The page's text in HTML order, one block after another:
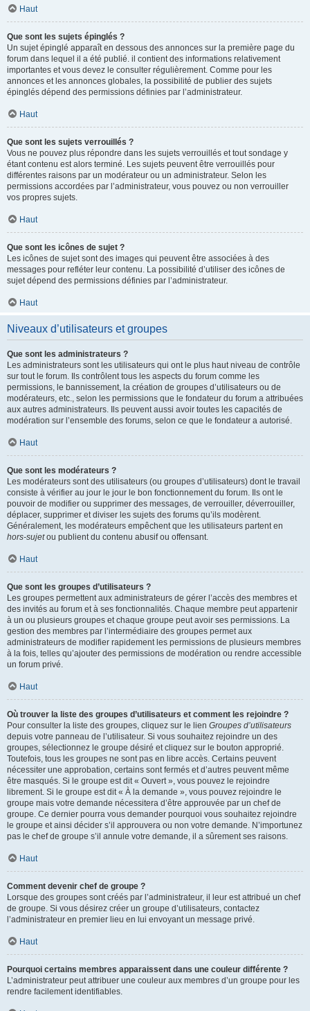
Haut
Que sont les sujets épinglés ?
Un sujet épinglé apparaît en dessous des annonces sur la première page du
forum dans lequel il a été publié. il contient des informations relativement
importantes et vous devez le consulter régulièrement. Comme pour les
annonces et les annonces globales, la possibilité de publier des sujets
épinglés dépend des permissions définies par l’administrateur.
Haut
Que sont les sujets verrouillés ?
Vous ne pouvez plus répondre dans les sujets verrouillés et tout sondage y
étant contenu est alors terminé. Les sujets peuvent être verrouillés pour
différentes raisons par un modérateur ou un administrateur. Selon les
permissions accordées par l’administrateur, vous pouvez ou non verrouiller
vos propres sujets.
Haut
Que sont les icônes de sujet ?
Les icônes de sujet sont des images qui peuvent être associées à des
messages pour refléter leur contenu. La possibilité d’utiliser des icônes de
sujet dépend des permissions définies par l’administrateur.
Haut
Niveaux d’utilisateurs et groupes
Que sont les administrateurs ?
Les administrateurs sont les utilisateurs qui ont le plus haut niveau de contrôle
sur tout le forum. Ils contrôlent tous les aspects du forum comme les
permissions, le bannissement, la création de groupes d’utilisateurs ou de
modérateurs, etc., selon les permissions que le fondateur du forum a attribuées
aux autres administrateurs. Ils peuvent aussi avoir toutes les capacités de
modération sur l’ensemble des forums, selon ce que le fondateur a autorisé.
Haut
Que sont les modérateurs ?
Les modérateurs sont des utilisateurs (ou groupes d’utilisateurs) dont le travail
consiste à vérifier au jour le jour le bon fonctionnement du forum. Ils ont le
pouvoir de modifier ou supprimer des messages, de verrouiller, déverrouiller,
déplacer, supprimer et diviser les sujets des forums qu’ils modèrent.
Généralement, les modérateurs empêchent que les utilisateurs partent en
hors-sujetou publient du contenu abusif ou offensant.
Haut
Que sont les groupes d’utilisateurs ?
Les groupes permettent aux administrateurs de gérer l’accès des membres et
des invités au forum et à ses fonctionnalités. Chaque membre peut appartenir
à un ou plusieurs groupes et chaque groupe peut avoir ses permissions. La
gestion des membres par l’intermédiaire des groupes permet aux
administrateurs de modifier rapidement les permissions de plusieurs membres
à la fois, telles qu’ajouter des permissions de modération ou rendre accessible
un forum privé.
Haut
Où trouver la liste des groupes d’utilisateurs et comment les rejoindre ?
Pour consulter la liste des groupes, cliquez sur le lien Groupes d’utilisateurs
depuis votre panneau de l’utilisateur. Si vous souhaitez rejoindre un des
groupes, sélectionnez le groupe désiré et cliquez sur le bouton approprié.
Toutefois, tous les groupes ne sont pas en libre accès. Certains peuvent
nécessiter une approbation, certains sont fermés et d’autres peuvent même
être masqués. Si le groupe est dit « Ouvert », vous pouvez le rejoindre
librement. Si le groupe est dit « À la demande », vous pouvez rejoindre le
groupe mais votre demande nécessitera d’être approuvée par un chef de
groupe. Ce dernier pourra vous demander pourquoi vous souhaitez rejoindre
le groupe et ainsi décider s’il approuvera ou non votre demande. N’importunez
pas le chef de groupe s’il annule votre demande, il a sûrement ses raisons.
Haut
Comment devenir chef de groupe ?
Lorsque des groupes sont créés par l’administrateur, il leur est attribué un chef
de groupe. Si vous désirez créer un groupe d’utilisateurs, contactez
l’administrateur en premier lieu en lui envoyant un message privé.
Haut
Pourquoi certains membres apparaissent dans une couleur différente ?
L’administrateur peut attribuer une couleur aux membres d’un groupe pour les
rendre facilement identifiables.